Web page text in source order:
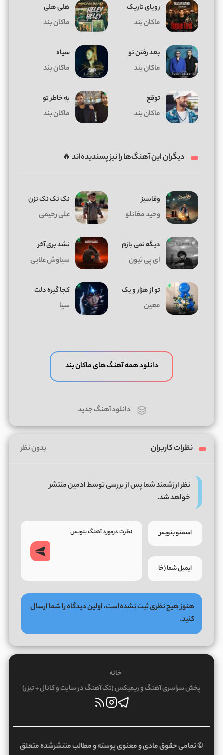
رویای تاریک
ماکان بند
هلی هلی
ماکان بند
بعد رفتن تو
ماکان بند
سیاه
ماکان بند
توقع
ماکان بند
به خاطر تو
ماکان بند
دیگران این آهنگ‌ها را نیز پسندیده‌اند 🔥
وفاسیز
وحید مغانلو
نک نک نک نزن
علی رحیمی
دیگه نمی بازم
ای پی تیون
نشد بری آخر
سیاوش علایی
تو از هزار و یک
معین
کجا گیره دلت
سیا
دانلود همه آهنگ های ماکان بند
دانلود آهنگ جدید
نظرات کاربران بدون نظر
نظر ارزشمند شما پس از بررسی توسط ادمین منتشر
خواهد شد.
هنوز هیچ نظری ثبت نشده‌است، اولین دیدگاه را شما ارسال
کنید.
خانه
پخش سراسری آهنگ و ریمیکس (تک آهنگ در سایت و کانال + تیزر)
© تمامی حقوق مادی و معنوی پوسته و مطالب منتشرشده متعلق